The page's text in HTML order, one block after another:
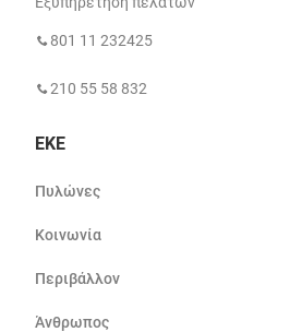
801 11 232425
210 55 58 832
ΕΚΕ
Πυλώνες
Κοινωνία
Περιβάλλον
Άνθρωπος